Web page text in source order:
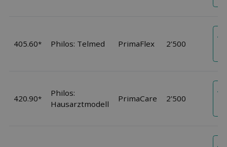
405.60* Philos: Telmed PrimaFlex 2'500
420.90*
Philos:
Hausarztmodell
PrimaCare 2'500